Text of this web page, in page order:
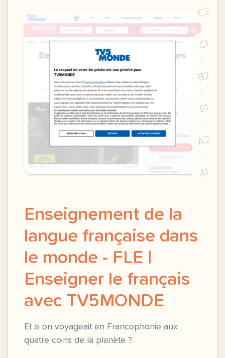
C2
C1
B2
B1
A2
A1
Enseignement de la
langue française dans
le monde - FLE |
Enseigner le français
avec TV5MONDE
Et si on voyageait en Francophonie aux
quatre coins de la planète ?